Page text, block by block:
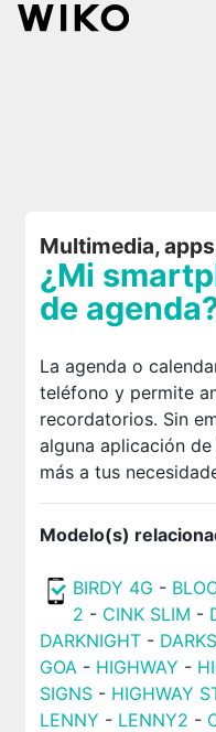
Multimedia,
¿Mi
de
La agenda o
teléfono y permite
recordatorios. Sin
alguna aplicación
más a tus
Modelo(s)
BIRDY 4G -
2 - CINK SLIM -
DARKNIGHT-
GOA- HIGHWAY -
SIGNS- HIGHWAY
LENNY - LENNY2 -